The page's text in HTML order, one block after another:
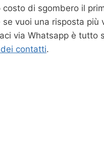
costo di sgombero il
se vuoi una risposta più
via Whatsapp è tutto
contatti.